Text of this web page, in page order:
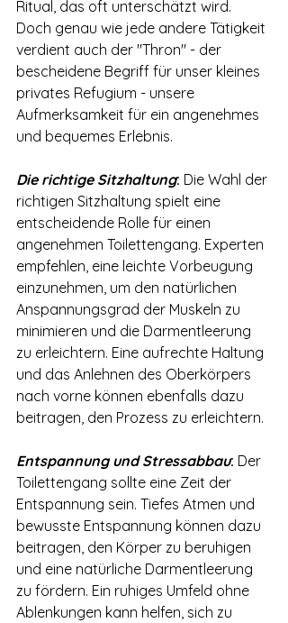
Ritual, das oft unterschätzt wird.
Doch genau wie jede andere Tätigkeit
verdient auch der "Thron" - der
bescheidene Begriff für unser kleines
privates Refugium - unsere
Aufmerksamkeit für ein angenehmes
und bequemes Erlebnis.
Die richtige Sitzhaltung: Die Wahl der
richtigen Sitzhaltung spielt eine
entscheidende Rolle für einen
angenehmen Toilettengang. Experten
empfehlen, eine leichte Vorbeugung
einzunehmen, um den natürlichen
Anspannungsgrad der Muskeln zu
minimieren und die Darmentleerung
zu erleichtern. Eine aufrechte Haltung
und das Anlehnen des Oberkörpers
nach vorne können ebenfalls dazu
beitragen, den Prozess zu erleichtern.
Entspannung und Stressabbau: Der
Toilettengang sollte eine Zeit der
Entspannung sein. Tiefes Atmen und
bewusste Entspannung können dazu
beitragen, den Körper zu beruhigen
und eine natürliche Darmentleerung
zu fördern. Ein ruhiges Umfeld ohne
Ablenkungen kann helfen, sich zu